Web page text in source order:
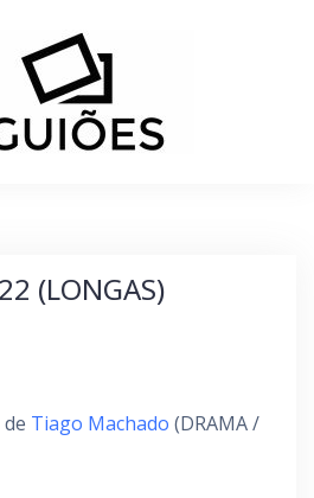
(LONGAS)
Tiago Machado (DRAMA /